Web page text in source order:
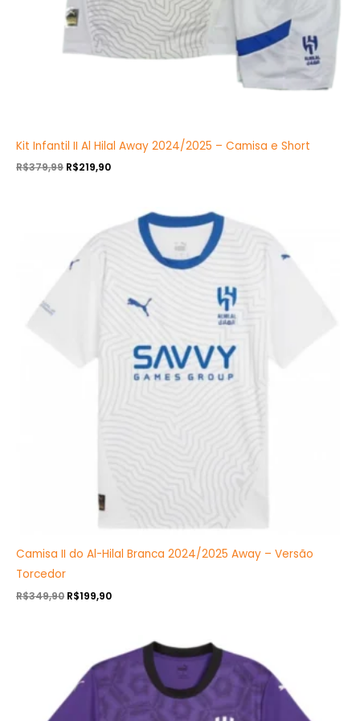
Kit Infantil II Al Hilal Away 2024/2025 – Camisa e Short
R$379,99 R$219,90
Camisa II do Al-Hilal Branca 2024/2025 Away – Versão
Torcedor
R$349,90
original
era:
R$349,90.
R$199,90
preço
atual
R$199,90.
original
era:
R$349,99.
preço
atual
R$199,90.